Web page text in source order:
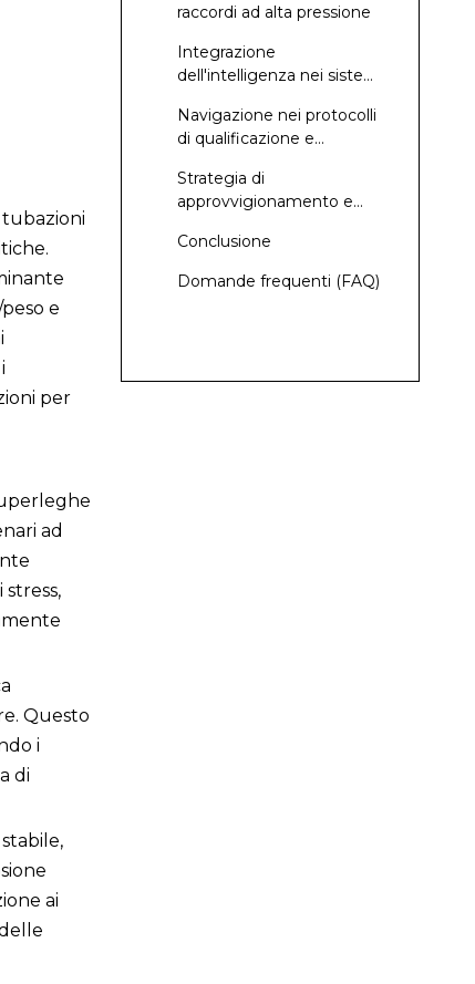
e
per
ad
Questo
i
di
ai
raccordi ad alta pressione
Integrazione
dell'intelligenza nei sistemi
Navigazione nei protocolli
di qualificazione e
Strategia di
approvvigionamento e
Conclusione
Domande frequenti (FAQ)